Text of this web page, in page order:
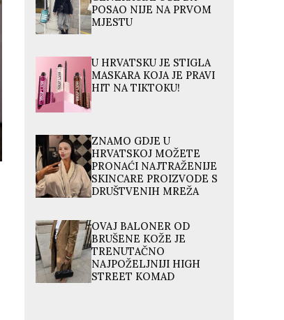
POSAO NIJE NA PRVOM
MJESTU
U HRVATSKU JE STIGLA
MASKARA KOJA JE PRAVI
HIT NA TIKTOKU!
ZNAMO GDJE U
HRVATSKOJ MOŽETE
PRONAĆI NAJTRAŽENIJE
SKINCARE PROIZVODE S
DRUŠTVENIH MREŽA
OVAJ BALONER OD
BRUŠENE KOŽE JE
TRENUTAČNO
NAJPOŽELJNIJI HIGH
STREET KOMAD